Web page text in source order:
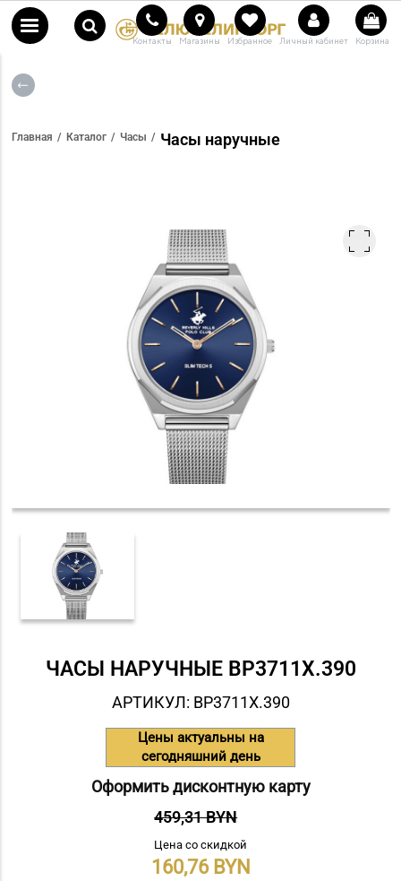
Контакты Магазины Избранное Личный кабинет Корзина
Главная Каталог Часы Часы наручные
ЧАСЫ НАРУЧНЫЕ BP3711X.390
АРТИКУЛ: BP3711X.390
Цены актуальны на
сегодняшний день
Оформить дисконтную карту
459,31 BYN
Цена со скидкой
160,76